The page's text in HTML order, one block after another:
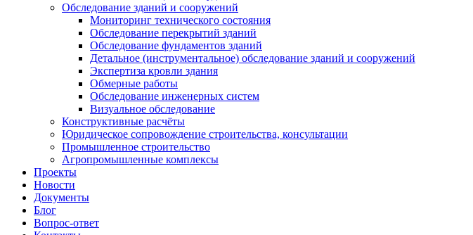
Обследование зданий и сооружений
Мониторинг технического состояния
Обследование перекрытий зданий
Обследование фундаментов зданий
Детальное (инструментальное) обследование зданий и сооружений
Экспертиза кровли здания
Обмерные работы
Обследование инженерных систем
Визуальное обследование
Конструктивные расчёты
Юридическое сопровождение строительства, консультации
Промышленное строительство
Агропромышленные комплексы
Проекты
Новости
Документы
Блог
Вопрос-ответ